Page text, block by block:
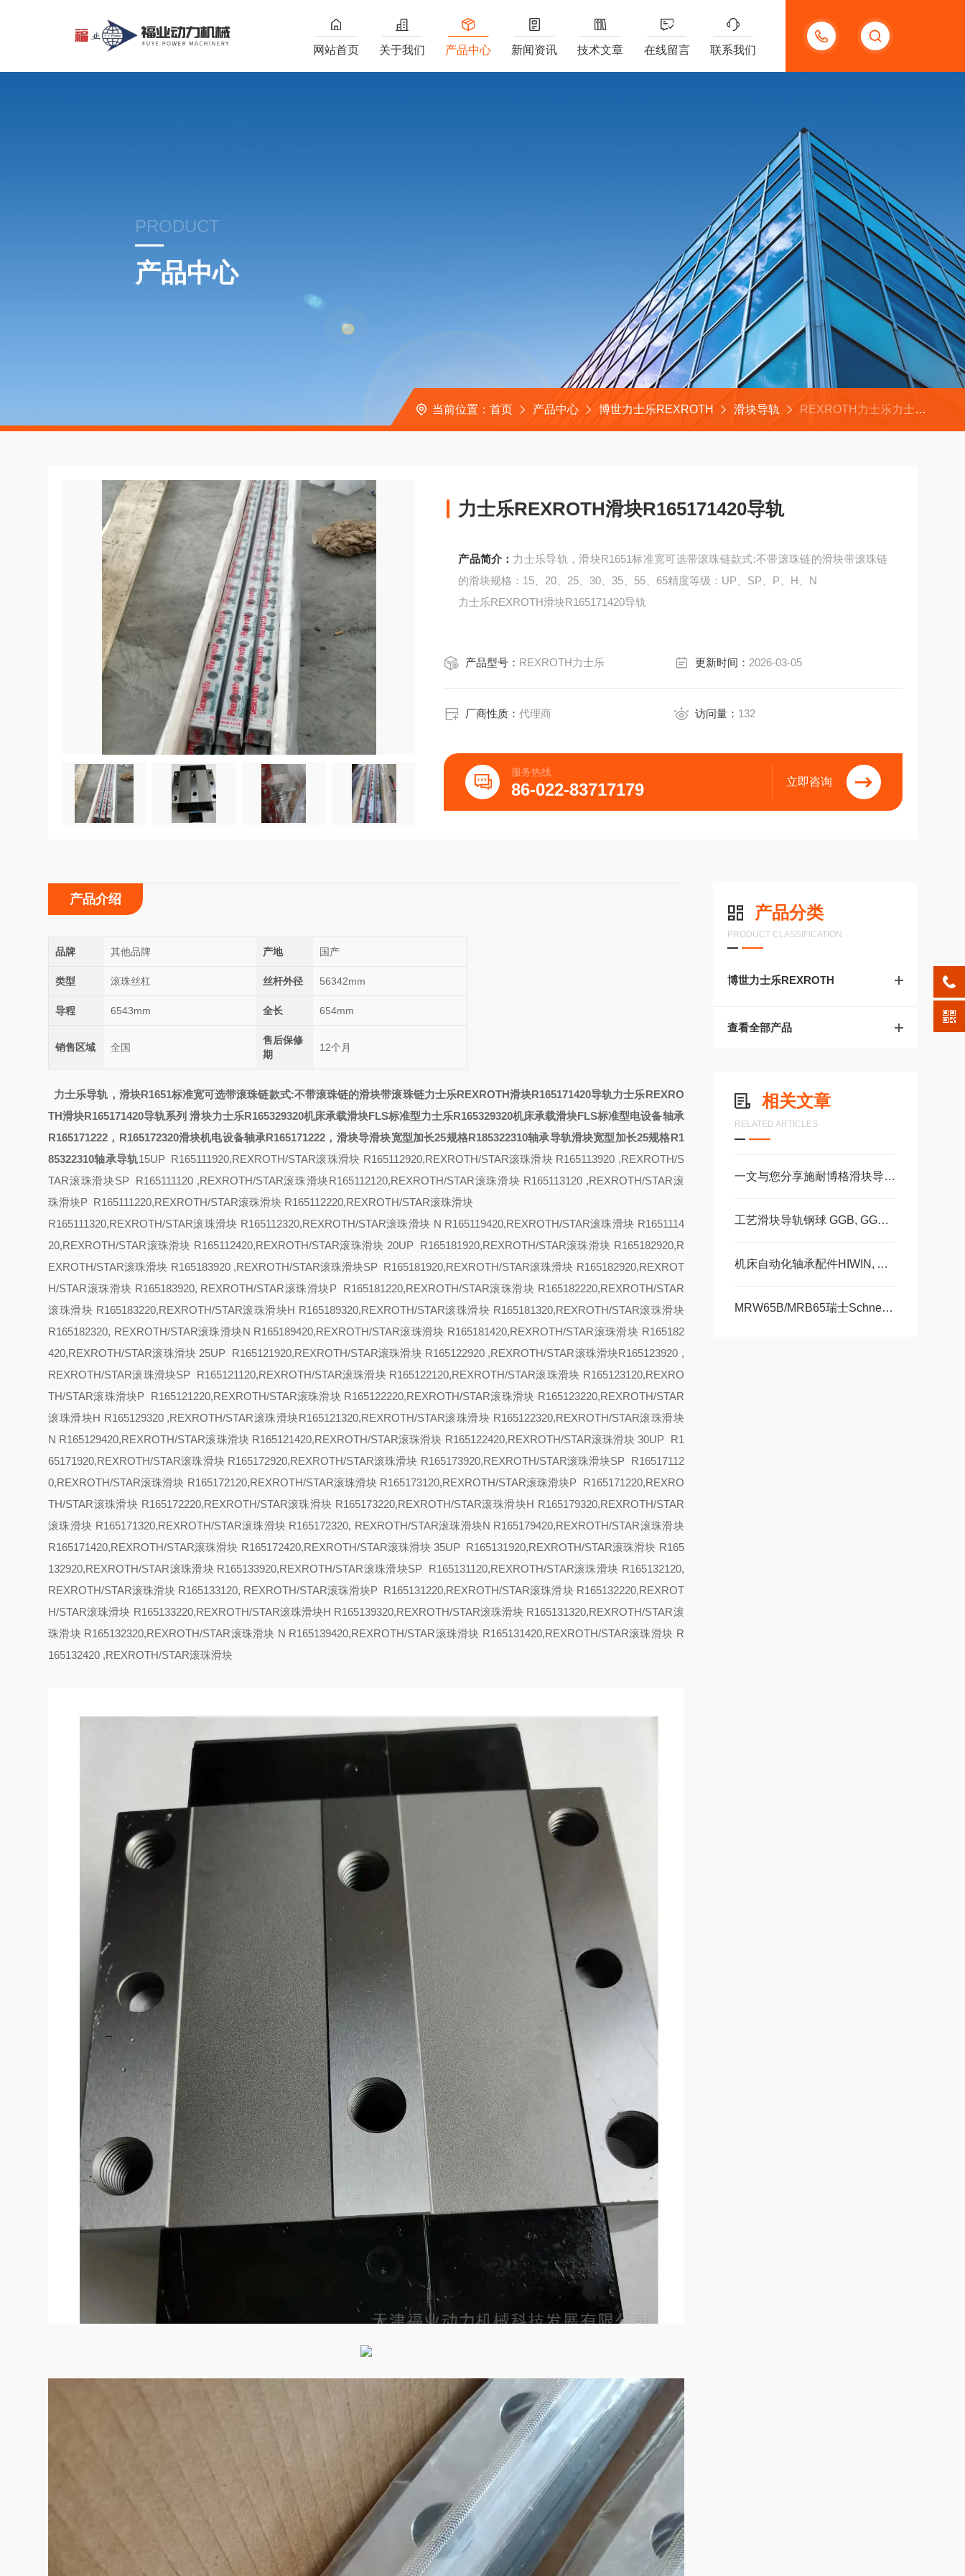
13132097161
网站首页 关于我们 产品中心 新闻资讯 技术文章 在线留言 联系我们
PRODUCT
产品中心
当前位置： 首页 产品中心 博世力士乐REXROTH 滑块导轨 REXROTH力士乐力士乐REXROTH滑块R165171420导轨
力士乐REXROTH滑块R165171420导轨
产品简介： 力士乐导轨，滑块R1651标准宽可选带滚珠链款式:不带滚珠链的滑块带滚珠链
的滑块规格：15、20、25、30、35、55、65精度等级：UP、SP、P、H、N
力士乐REXROTH滑块R165171420导轨
产品型号： REXROTH力士乐 更新时间： 2026-03-05
厂商性质：代理商 访问量： 132
服务热线
86-022-83717179 立即咨询
产品分类
PRODUCT CLASSIFICATION
博世力士乐REXROTH
查看全部产品
相关文章
RELATED ARTICLES
一文与您分享施耐博格滑块导轨的正确安装方法
工艺滑块导轨钢球 GGB, GGC, GGD滚柱GZBGZD, GZV，GGBC/GZBC
机床自动化轴承配件HIWIN, ABBA, AMT, PMI, TBI滑块导轨丝杠
MRW65B/MRB65瑞士Schneeberger施耐博格滑块 导轨
产品介绍
品牌 其他品牌 产地 国产
类型 滚珠丝杠 丝杆外径 56342mm
导程 6543mm 全长 654mm
销售区域 全国
售后保修
期
12个月
力士乐导轨，滑块R1651标准宽可选带滚珠链款式:不带滚珠链的滑块带滚珠链力士乐REXROTH滑块R165171420导轨力士乐REXRO
TH滑块R165171420导轨系列 滑块力士乐R165329320机床承载滑块FLS标准型力士乐R165329320机床承载滑块FLS标准型电设备轴承
R165171222，R165172320滑块机电设备轴承R165171222， 滑块导滑块宽型加长25规格R185322310轴承导轨滑块宽型加长25规格R1
85322310轴承导轨15UP R165111920,REXROTH/STAR滚珠滑块 R165112920,REXROTH/STAR滚珠滑块 R165113920 ,REXROTH/S
TAR滚珠滑块SP R165111120 ,REXROTH/STAR滚珠滑块R165112120,REXROTH/STAR滚珠滑块 R165113120 ,REXROTH/STAR滚
珠滑块P R165111220,REXROTH/STAR滚珠滑块 R165112220,REXROTH/STAR滚珠滑块
R165111320,REXROTH/STAR滚珠滑块 R165112320,REXROTH/STAR滚珠滑块 N R165119420,REXROTH/STAR滚珠滑块 R1651114
20,REXROTH/STAR滚珠滑块 R165112420,REXROTH/STAR滚珠滑块 20UP R165181920,REXROTH/STAR滚珠滑块 R165182920,R
EXROTH/STAR滚珠滑块 R165183920 ,REXROTH/STAR滚珠滑块SP R165181920,REXROTH/STAR滚珠滑块 R165182920,REXROT
H/STAR滚珠滑块 R165183920, REXROTH/STAR滚珠滑块P R165181220,REXROTH/STAR滚珠滑块 R165182220,REXROTH/STAR
滚珠滑块 R165183220,REXROTH/STAR滚珠滑块H R165189320,REXROTH/STAR滚珠滑块 R165181320,REXROTH/STAR滚珠滑块
R165182320, REXROTH/STAR滚珠滑块N R165189420,REXROTH/STAR滚珠滑块 R165181420,REXROTH/STAR滚珠滑块 R165182
420,REXROTH/STAR滚珠滑块 25UP R165121920,REXROTH/STAR滚珠滑块 R165122920 ,REXROTH/STAR滚珠滑块R165123920 ,
REXROTH/STAR滚珠滑块SP R165121120,REXROTH/STAR滚珠滑块 R165122120,REXROTH/STAR滚珠滑块 R165123120,REXRO
TH/STAR滚珠滑块P R165121220,REXROTH/STAR滚珠滑块 R165122220,REXROTH/STAR滚珠滑块 R165123220,REXROTH/STAR
滚珠滑块H R165129320 ,REXROTH/STAR滚珠滑块R165121320,REXROTH/STAR滚珠滑块 R165122320,REXROTH/STAR滚珠滑块
N R165129420,REXROTH/STAR滚珠滑块 R165121420,REXROTH/STAR滚珠滑块 R165122420,REXROTH/STAR滚珠滑块30UP R1
65171920,REXROTH/STAR滚珠滑块 R165172920,REXROTH/STAR滚珠滑块 R165173920,REXROTH/STAR滚珠滑块SP R16517112
0,REXROTH/STAR滚珠滑块 R165172120,REXROTH/STAR滚珠滑块 R165173120,REXROTH/STAR滚珠滑块P R165171220,REXRO
TH/STAR滚珠滑块 R165172220,REXROTH/STAR滚珠滑块 R165173220,REXROTH/STAR滚珠滑块H R165179320,REXROTH/STAR
滚珠滑块 R165171320,REXROTH/STAR滚珠滑块 R165172320, REXROTH/STAR滚珠滑块N R165179420,REXROTH/STAR滚珠滑块
R165171420,REXROTH/STAR滚珠滑块 R165172420,REXROTH/STAR滚珠滑块 35UP R165131920,REXROTH/STAR滚珠滑块 R165
132920,REXROTH/STAR滚珠滑块 R165133920,REXROTH/STAR滚珠滑块SP R165131120,REXROTH/STAR滚珠滑块 R165132120,
REXROTH/STAR滚珠滑块 R165133120, REXROTH/STAR滚珠滑块P R165131220,REXROTH/STAR滚珠滑块 R165132220,REXROT
H/STAR滚珠滑块 R165133220,REXROTH/STAR滚珠滑块H R165139320,REXROTH/STAR滚珠滑块 R165131320,REXROTH/STAR滚
珠滑块 R165132320,REXROTH/STAR滚珠滑块 N R165139420,REXROTH/STAR滚珠滑块 R165131420,REXROTH/STAR滚珠滑块 R
165132420 ,REXROTH/STAR滚珠滑块